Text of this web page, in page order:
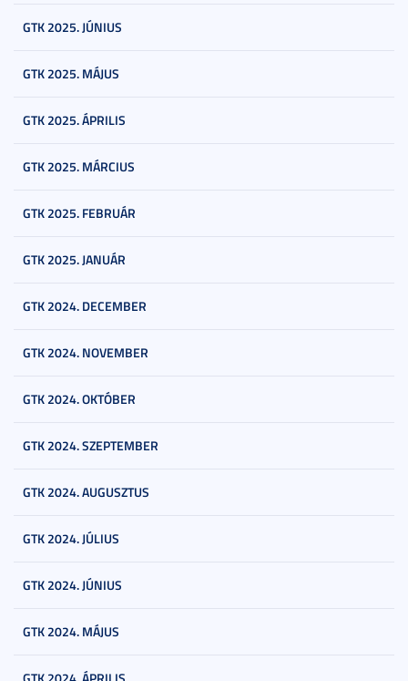
GTK 2025. JÚNIUS
GTK 2025. MÁJUS
GTK 2025. ÁPRILIS
GTK 2025. MÁRCIUS
GTK 2025. FEBRUÁR
GTK 2025. JANUÁR
GTK 2024. DECEMBER
GTK 2024. NOVEMBER
GTK 2024. OKTÓBER
GTK 2024. SZEPTEMBER
GTK 2024. AUGUSZTUS
GTK 2024. JÚLIUS
GTK 2024. JÚNIUS
GTK 2024. MÁJUS